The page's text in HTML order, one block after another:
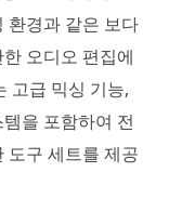
환경과 같은 보다
오디오 편집에
고급 믹싱 기능,
을 포함하여 전
도구 세트를 제공